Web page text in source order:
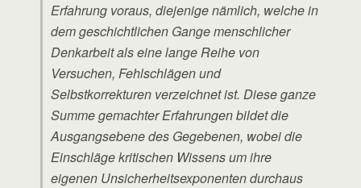
Erfahrung voraus, diejenige nämlich, welche in
dem geschichtlichen Gange menschlicher
Denkarbeit als eine lange Reihe von
Versuchen, Fehlschlägen und
Selbstkorrekturen verzeichnet ist. Diese ganze
Summe gemachter Erfahrungen bildet die
Ausgangsebene des Gegebenen, wobei die
Einschläge kritischen Wissens um ihre
eigenen Unsicherheitsexponenten durchaus